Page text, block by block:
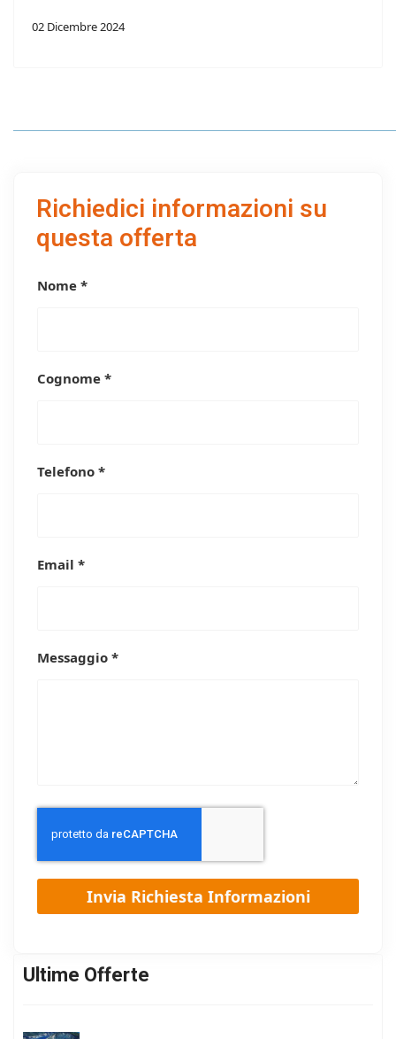
02 Dicembre 2024
Richiedici informazioni su
questa offerta
Nome *
Cognome *
Telefono *
Email *
Messaggio *
Ultime Offerte